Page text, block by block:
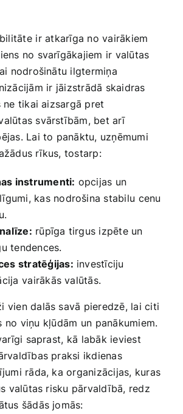
⁢ir ⁣atkarīga no vairākiem
no ‍svarīgākajiem ir valūtas
nodrošinātu ilgtermiņa
ir ⁤jāizstrādā skaidras
ne‌ tikai aizsargā pret
​svārstībām, bet arī
Lai to panāktu, uzņēmumi
rīkus, tostarp:
instrumenti: opcijas⁤ un‌
kas nodrošina stabilu ⁣cenu
rūpīga tirgus ‍izpēte un
tendences.
stratēģijas: investīciju
vairākās valūtās.
⁢vien dalās savā pieredzē, lai citi
viņu⁢ kļūdām ⁤un panākumiem.
saprast, kā ⁣labāk ieviest
praksi‍ ikdienas
rāda, ka organizācijas, kuras
⁣valūtas risku pārvaldībā,‍ redz
šādās jomās: